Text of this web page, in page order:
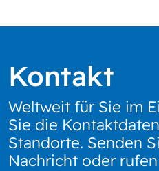
Kontakt
Weltweit für Sie im
Sie die
Standorte. Senden
Nachricht oder